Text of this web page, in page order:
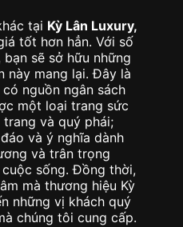
tại Kỳ Lân Luxury,
tốt hơn hẳn. Với số
bạn sẽ sở hữu những
này mang lại. Đây là
nguồn ngân sách
một loại trang sức
và quý phái;
và ý nghĩa dành
và trân trọng
sống. Đồng thời,
mà thương hiệu Kỳ
những vị khách quý
chúng tôi cung cấp.